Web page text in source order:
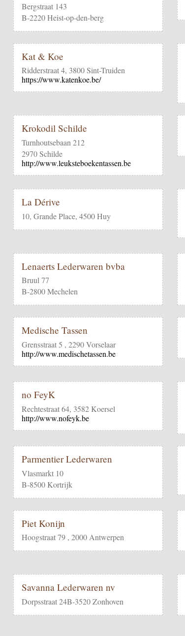
Bergstraat 143
B-2220 Heist-op-den-berg
Kat & Koe
Ridderstraat 4, 3800 Sint-Truiden
https://www.katenkoe.be/
Krokodil Schilde
Turnhoutsebaan 212
2970 Schilde
http://www.leuksteboekentassen.be
La Dérive
10, Grande Place, 4500 Huy
Lenaerts Lederwaren bvba
Bruul 77
B-2800 Mechelen
Medische Tassen
Grensstraat 5 , 2290 Vorselaar
http://www.medischetassen.be
no FeyK
Rechtestraat 64, 3582 Koersel
http://www.nofeyk.be
Parmentier Lederwaren
Vlasmarkt 10
B-8500 Kortrijk
Piet Konijn
Hoogstraat 79 , 2000 Antwerpen
Savanna Lederwaren nv
Dorpsstraat 24B-3520 Zonhoven